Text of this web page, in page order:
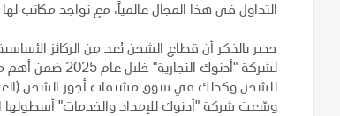
التداول في هذا المجال عالمياً، مع تواجد
جدير بالذكر أن قطاع الشحن يُعد من الركائز
لشركة "أدنوك
للشحن وكذلك في سوق مشتقات أجور الشحن